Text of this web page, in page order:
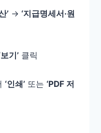
’ → ‘지급명세서·원
보기’ 클릭
‘인쇄’ 또는 ‘PDF 저